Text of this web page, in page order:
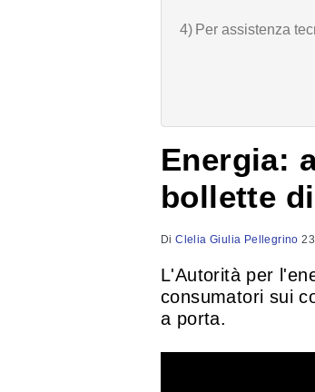
4) Per assistenza
Energia:
bollette
DiClelia Giulia Pellegrino
L'Autorità per
consumatori sui
a porta.